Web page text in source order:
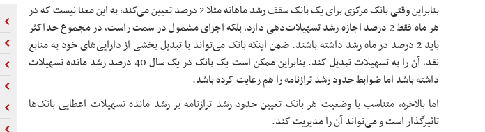
بنابراین وقتی بانک مرکزی برای یک بانک سقف رشد ماهانه مثلا 2 درصد تعیین می‌کند، به این معنا نیست که در
هر ماه فقط 2 درصد اجازه رشد تسهیلات‌دهی دارد، بلکه اجزای مشمول در سمت راست، در مجموع حداکثر
باید 2 درصد در ماه رشد داشته باشند. ضمن اینکه بانک می‌تواند با تبدیل بخشی از دارایی‌های خود به منابع
نقد، آن را به تسهیلات تبدیل کند. بنابراین ممکن است یک بانک در یک سال 40 درصد رشد مانده تسهیلات
داشته باشد اما ضوابط حدود رشد ترازنامه را هم رعایت کرده باشد.
اما بالاخره، متناسب با وضعیت هر بانک تعیین حدود رشد ترازنامه بر رشد مانده تسهیلات اعطایی بانک‌ها
تاثیرگذار است و می‌تواند آن را مدیریت کند.